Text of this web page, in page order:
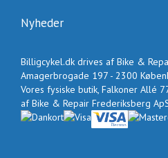
Nyheder
Billigcykel.dk drives af Bike &
Amagerbrogade 197 - 2300
Vores fysiske butik, Falkoner Allé
af Bike & Repair Frederiksberg